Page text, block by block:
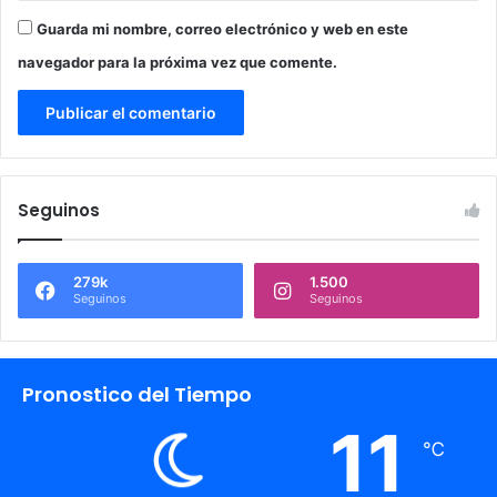
Guarda mi nombre, correo electrónico y web en este
navegador para la próxima vez que comente.
Seguinos
279k
Seguinos
1.500
Seguinos
Pronostico del Tiempo
11 ℃